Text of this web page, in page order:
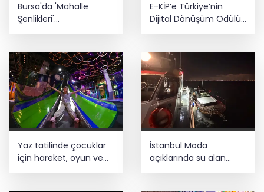
Bursa'da 'Mahalle
Şenlikleri'
E-KİP’e Türkiye’nin
Dijital Dönüşüm Ödülü...
Yaz tatilinde çocuklar
için hareket, oyun ve
keşif bir arada
İstanbul Moda
açıklarında su alan
teknedeki 4 kişi